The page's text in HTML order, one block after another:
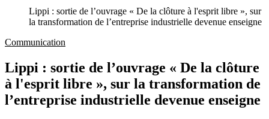
Lippi : sortie de l’ouvrage « De la clôture à l'esprit libre », sur
la transformation de l’entreprise industrielle devenue enseigne
Communication
Lippi : sortie de l’ouvrage « De la clôture
à l'esprit libre », sur la transformation de
l’entreprise industrielle devenue enseigne